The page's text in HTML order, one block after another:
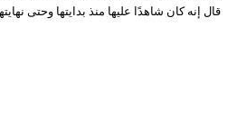
قال إنه كان شاهدًا عليها منذ بدايتها وحتى